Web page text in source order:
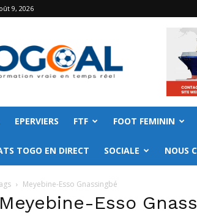
9, 2026
EPERVIERS FTF FOOT FEMININ
TOGO EN DIRECT SOCIALE NOUS
Meyebine-Esso Gnassingbé
Esso